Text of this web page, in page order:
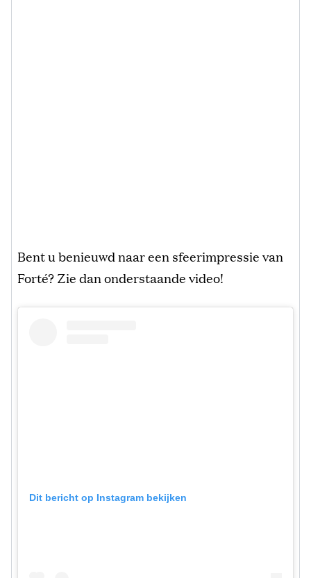
Bent u benieuwd naar een sfeerimpressie van
Forté? Zie dan onderstaande video!
Dit bericht op Instagram bekijken